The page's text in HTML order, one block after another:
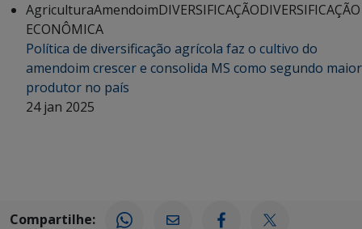
AgriculturaAmendoimDIVERSIFICAÇÃODIVERSIFICAÇÃO
ECONÔMICA
Política de diversificação agrícola faz o cultivo do
amendoim crescer e consolida MS como segundo maior
produtor no país
24 jan 2025
Compartilhe: